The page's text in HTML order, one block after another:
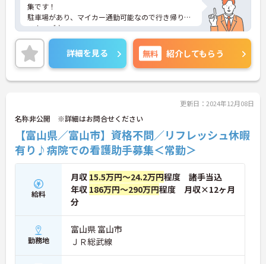
集です！
駐車場があり、マイカー通勤可能なので行き帰りが
スムーズ♪
賞与・昇給あり！頑張りをしっかりと評価している
ので、モチベーションを保ちやすい環境です★
また、育児休暇制度がありますので、ライフステー
ジに応じて長くお仕事を続けていくことができます
◎
詳細を見る 無料 紹介してもらう
更新日：2024年12月08日
名称非公開 ※詳細はお問合せください
【富山県／富山市】資格不問／リフレッシュ休暇
有り♪病院での看護助手募集＜常勤＞
給料
月収 15.5万円～24.2万円程度 諸手当込
年収 186万円～290万円程度 月収×12ヶ月
分
勤務地
富山県 富山市
ＪＲ総武線